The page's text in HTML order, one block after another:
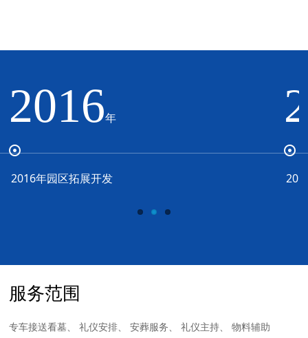
2016年
2016年园区拓展开发
服务范围
专车接送看墓、 礼仪安排、 安葬服务、 礼仪主持、 物料辅助